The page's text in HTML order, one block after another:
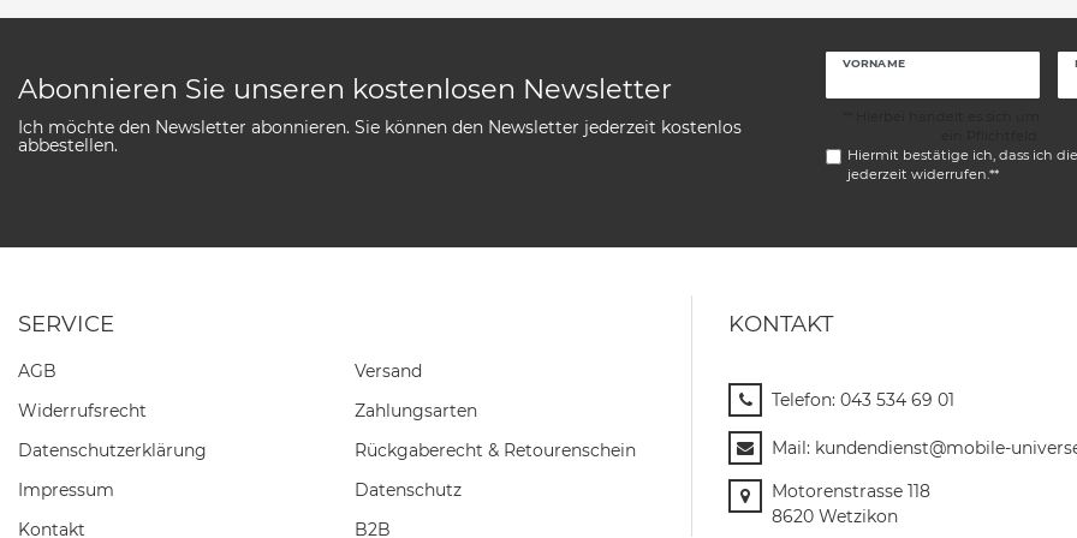
Abonnieren Sie unseren kostenlosen Newsletter
Ich möchte den Newsletter abonnieren. Sie können den Newsletter jederzeit kostenlos
abbestellen.
VORNAME
Hiermit bestätige ich, dass ich die
jederzeit widerrufen.**
SERVICE
AGB
Widerrufs­recht
Daten­schutz­erklärung
Impressum
Kontakt
Versand
Zahlungsarten
Rückgaberecht & Retourenschein
Datenschutz
B2B
KONTAKT
Telefon: 043 534 69 01
Mail: kundendienst@mobile-
Motorenstrasse 118
8620 Wetzikon